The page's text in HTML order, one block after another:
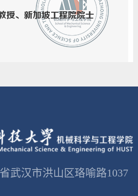
授、新加坡工程院院士
武汉市洪山区珞喻路1037